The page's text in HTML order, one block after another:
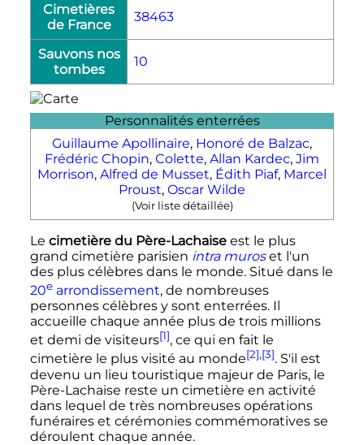
Cimetières
de France
38463
Sauvons nos
tombes
10
Personnalités enterrées
Guillaume Apollinaire, Honoré de Balzac,
Frédéric Chopin, Colette, Allan Kardec, Jim
Morrison, Alfred de Musset, Édith Piaf, Marcel
Proust, Oscar Wilde
(Voir liste détaillée)
Le cimetière du Père-Lachaiseest le plus
grand cimetière parisien intra muroset l'un
des plus célèbres dans le monde. Situé dans le
20e arrondissement, de nombreuses
personnes célèbres y sont enterrées. Il
accueille chaque année plus de trois millions
et demi de visiteurs[1], ce qui en fait le
cimetière le plus visité au monde[2],[3]. S'il est
devenu un lieu touristique majeur de Paris, le
Père-Lachaise reste un cimetière en activité
dans lequel de très nombreuses opérations
funéraires et cérémonies commémoratives se
déroulent chaque année.